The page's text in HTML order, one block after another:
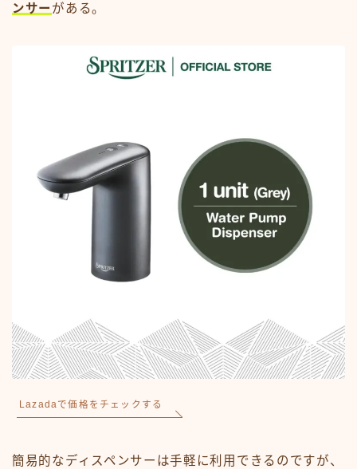
ンサー がある。
Lazadaで価格をチェックする
簡易的なディスペンサーは手軽に利用できるのですが、